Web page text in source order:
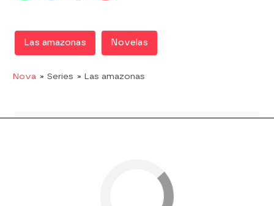
Las amazonas Novelas
Nova » Series » Las amazonas